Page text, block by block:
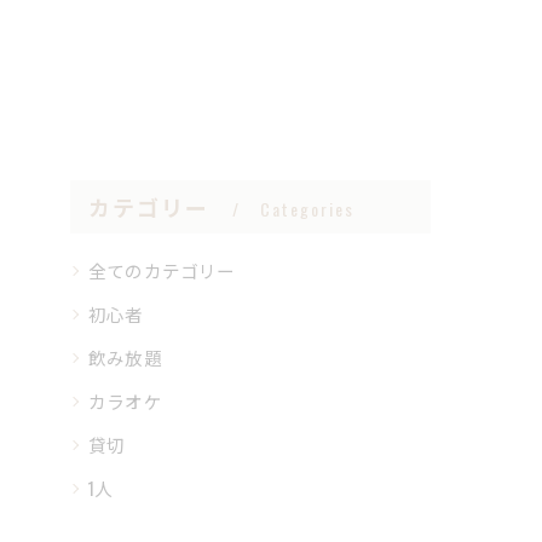
カテゴリー Categories
全てのカテゴリー
初心者
飲み放題
カラオケ
貸切
1人